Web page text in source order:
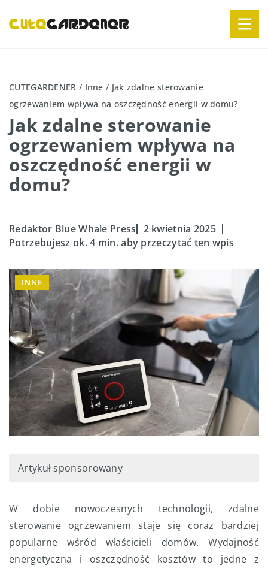
CUTEGARDENER / Inne / Jak zdalne sterowanie
ogrzewaniem wpływa na oszczędność energii w domu?
Jak zdalne sterowanie
ogrzewaniem wpływa na
oszczędność energii w
domu?
Redaktor Blue Whale Press
2 kwietnia 2025
Potrzebujesz ok. 4 min. aby przeczytać ten wpis
INNE
Artykuł sponsorowany
W dobie nowoczesnych technologii, zdalne
sterowanie ogrzewaniem staje się coraz bardziej
popularne wśród właścicieli domów. Wydajność
energetyczna i oszczędność kosztów to jedne z